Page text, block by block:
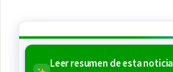
Leer resumen de esta noticia